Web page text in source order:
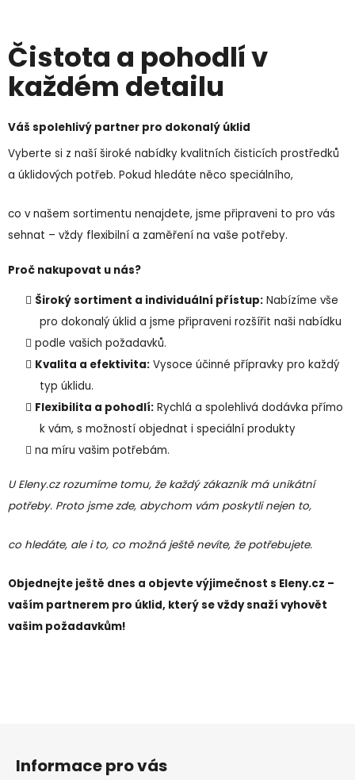
Čistota a pohodlí v
každém detailu
Váš spolehlivý partner pro dokonalý úklid
Vyberte si z naší široké nabídky kvalitních čisticích prostředků
a úklidových potřeb. Pokud hledáte něco speciálního,
co v našem sortimentu nenajdete, jsme připraveni to pro vás
sehnat – vždy flexibilní a zaměření na vaše potřeby.
Proč nakupovat u nás?
Široký sortiment a individuální přístup: Nabízíme vše
pro dokonalý úklid a jsme připraveni rozšířit naši nabídku
podle vašich požadavků.
Kvalita a efektivita: Vysoce účinné přípravky pro každý
typ úklidu.
Flexibilita a pohodlí: Rychlá a spolehlivá dodávka přímo
k vám, s možností objednat i speciální produkty
na míru vašim potřebám.
U Eleny.cz rozumíme tomu, že každý zákazník má unikátní
potřeby. Proto jsme zde, abychom vám poskytli nejen to,
co hledáte, ale i to, co možná ještě nevíte, že potřebujete.
Objednejte ještě dnes a objevte výjimečnost s Eleny.cz –
vaším partnerem pro úklid, který se vždy snaží vyhovět
vašim požadavkům!
Informace pro vás